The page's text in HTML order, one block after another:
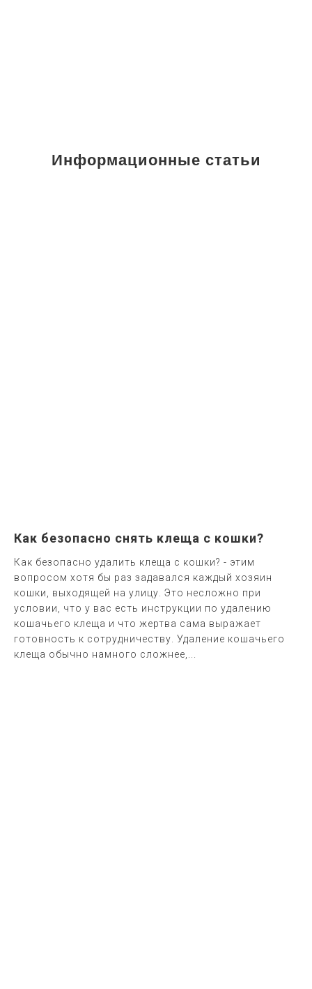
Информационные статьи
Как безопасно снять клеща с кошки?
Как безопасно удалить клеща с кошки? - этим
вопросом хотя бы раз задавался каждый хозяин
кошки, выходящей на улицу. Это несложно при
условии, что у вас есть инструкции по удалению
кошачьего клеща и что жертва сама выражает
готовность к сотрудничеству. Удаление кошачьего
клеща обычно намного сложнее,...